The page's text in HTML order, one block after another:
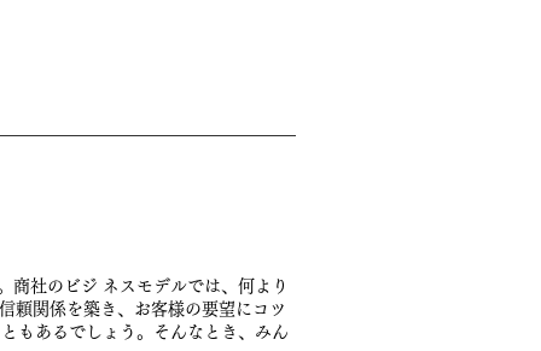
商社のビジ ネスモデルでは、何より
頼関係を築き、お客様の要望にコツ
もあるでしょう。そんなとき、みん